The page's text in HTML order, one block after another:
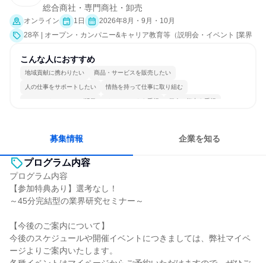
総合商社・専門商社・卸売
オンライン 1日
2026年8月・9月・10月
28卒 | オープン・カンパニー&キャリア教育等（説明会・イベント [業界
こんな人におすすめ
地域貢献に携わりたい 商品・サービスを販売したい
人の仕事をサポートしたい 情熱を持って仕事に取り組む
コミュニケーションが活発 チームワークを重視 個人の能力を重視
募集情報 企業を知る
プログラム内容
プログラム内容
【参加特典あり】選考なし！
～45分完結型の業界研究セミナー～
【今後のご案内について】
今後のスケジュールや開催イベントにつきましては、弊社マイペ
ージよりご案内いたします。